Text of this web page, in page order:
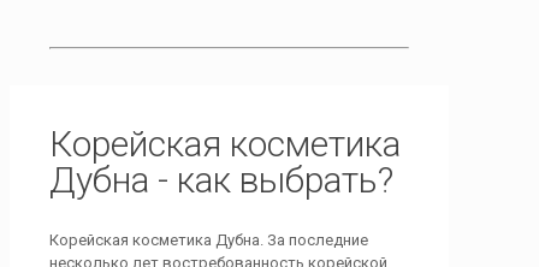
Корейская косметика
Дубна - как выбрать?
Корейская косметика Дубна. За последние
несколько лет востребованность корейской